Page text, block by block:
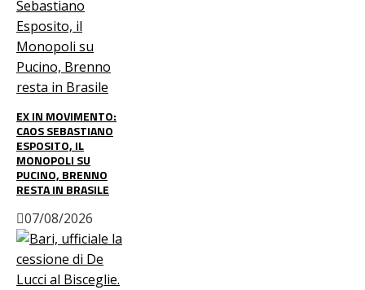
EX IN MOVIMENTO:
CAOS SEBASTIANO
ESPOSITO, IL
MONOPOLI SU
PUCINO, BRENNO
RESTA IN BRASILE
07/08/2026